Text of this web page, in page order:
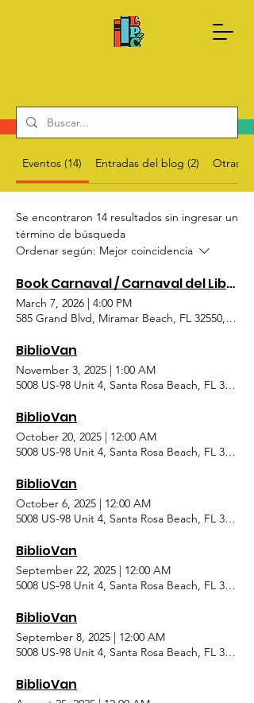
Done Ahora
Eventos (14) Entradas del blog (2) Otras
Se encontraron 14 resultados sin ingresar un
término de búsqueda
Ordenar según: Mejor coincidencia
Book Carnaval / Carnaval del Libro
March 7, 2026 | 4:00 PM
585 Grand Blvd, Miramar Beach, FL 32550, USA
BiblioVan
November 3, 2025 | 1:00 AM
5008 US-98 Unit 4, Santa Rosa Beach, FL 32459,
BiblioVan
October 20, 2025 | 12:00 AM
5008 US-98 Unit 4, Santa Rosa Beach, FL 32459,
BiblioVan
October 6, 2025 | 12:00 AM
5008 US-98 Unit 4, Santa Rosa Beach, FL 32459,
BiblioVan
September 22, 2025 | 12:00 AM
5008 US-98 Unit 4, Santa Rosa Beach, FL 32459,
BiblioVan
September 8, 2025 | 12:00 AM
5008 US-98 Unit 4, Santa Rosa Beach, FL 32459,
BiblioVan